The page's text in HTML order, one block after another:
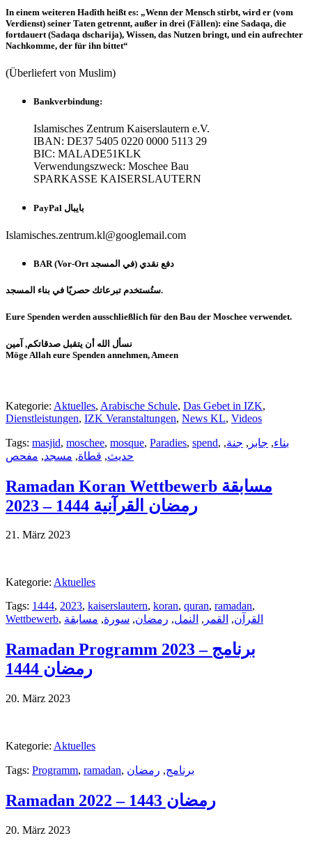
In einem weiteren Hadîth heißt es: „Wenn der Mensch stirbt, wird er (vom
Verdienst) seiner Taten getrennt, außer in drei (Fällen): eine Sadaqa, die
fortdauert (Sadaqa dscharija), Wissen, das Nutzen bringt, und ein aufrechter
Nachkomme, der für ihn bittet“
(Überliefert von Muslim)
Bankverbindung:
Islamisches Zentrum Kaiserslautern e.V.
IBAN: DE37 5405 0220 0000 5113 29
BIC: MALADE51KLK
Verwendungszweck: Moschee Bau
SPARKASSE KAISERSLAUTERN
PayPal بايبال
Islamisches.zentrum.kl@googlemail.com
BAR (Vor-Ort في المسجد) دفع نقدي
ستُستخدم تبرعاتك حصريًا في بناء المسجد.
Eure Spenden werden ausschließlich für den Bau der Moschee verwendet.
نسأل الله أن يتقبل صدقاتكم, آمين
Möge Allah eure Spenden annehmen, Ameen
Kategorie: Aktuelles, Arabische Schule, Das Gebet in IZK,
Dienstleistungen, IZK Veranstaltungen, News KL, Videos
Tags: masjid, moschee, mosque, Paradies, spend, بناء, جابر , جنة,
حديث, قطاة, مسجد, مفحص
Ramadan Koran Wettbewerb مسابقة
رمضان القرآنية 1444 – 2023
21. März 2023
Kategorie: Aktuelles
Tags: 1444, 2023, kaiserslautern, koran, quran, ramadan,
Wettbewerb, القرآن, القمر , النمل, رمضان, سورة, مسابقة
Ramadan Programm 2023 – برنامج
رمضان 1444
20. März 2023
Kategorie: Aktuelles
Tags: Programm, ramadan, برنامج, رمضان
Ramadan رمضان 1443 – 2022
20. März 2023